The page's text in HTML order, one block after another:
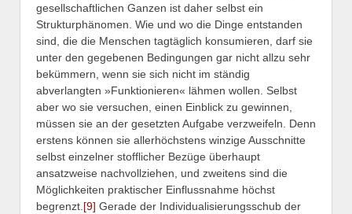
gesellschaftlichen Ganzen ist daher selbst ein
Strukturphänomen. Wie und wo die Dinge entstanden
sind, die die Menschen tagtäglich konsumieren, darf sie
unter den gegebenen Bedingungen gar nicht allzu sehr
bekümmern, wenn sie sich nicht im ständig
abverlangten »Funktionieren« lähmen wollen. Selbst
aber wo sie versuchen, einen Einblick zu gewinnen,
müssen sie an der gesetzten Aufgabe verzweifeln. Denn
erstens können sie allerhöchstens winzige Ausschnitte
selbst einzelner stofflicher Bezüge überhaupt
ansatzweise nachvollziehen, und zweitens sind die
Möglichkeiten praktischer Einflussnahme höchst
begrenzt. [9] Gerade der Individualisierungsschub der